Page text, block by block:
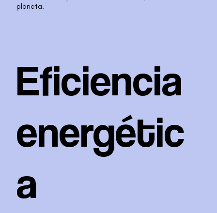
Eficiencia
energétic
a
planeta.